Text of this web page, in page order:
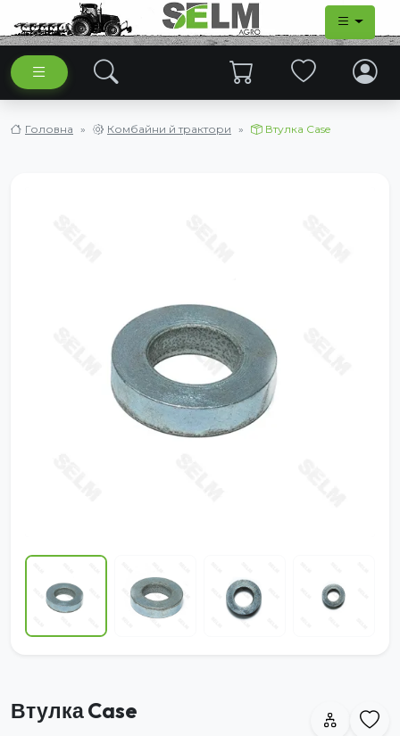
Головна Комбайни й трактори Втулка Case
Втулка Case